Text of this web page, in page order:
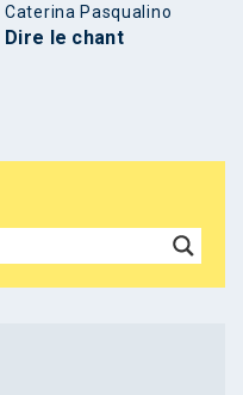
Caterina Pasqualino
Dire le chant